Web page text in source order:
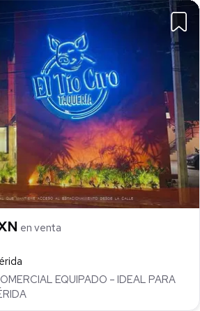
en venta
EQUIPADO – IDEAL PARA